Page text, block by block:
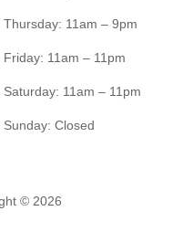
Thursday: 11am – 9pm
Friday: 11am – 11pm
Saturday: 11am – 11pm
Sunday: Closed
© 2026